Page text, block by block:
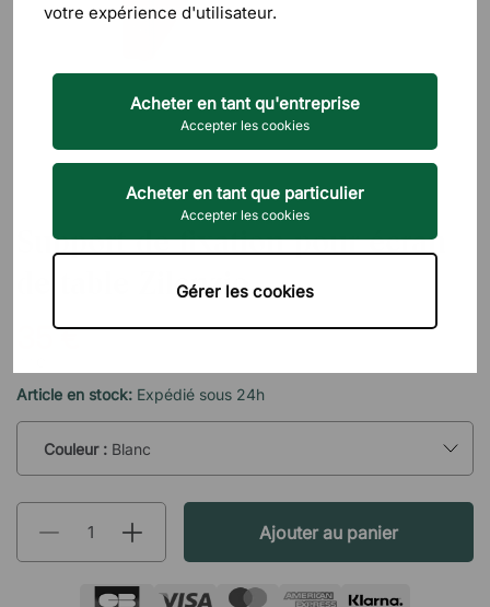
votre expérience d'utilisateur.
Acheter en tant qu'entreprise
Accepter les cookies
Acheter en tant que particulier
Accepter les cookies
Gérer les cookies
Support de fixation pour écran
de table Zilenzio
35 €
Article en stock: Expédié sous 24h
Couleur : Blanc
Ajouter au panier